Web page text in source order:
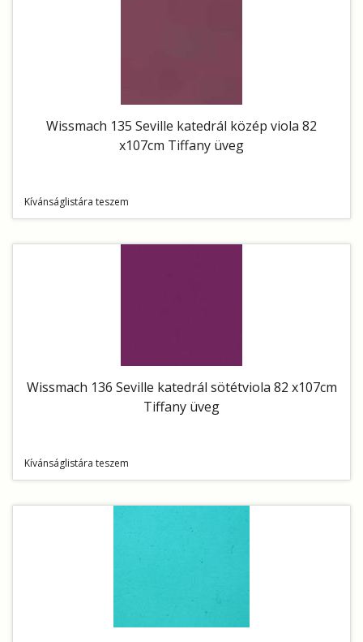
Wissmach 135 Seville katedrál közép viola 82
x107cm Tiffany üveg
Kívánságlistára teszem
Wissmach 136 Seville katedrál sötétviola 82 x107cm
Tiffany üveg
Kívánságlistára teszem